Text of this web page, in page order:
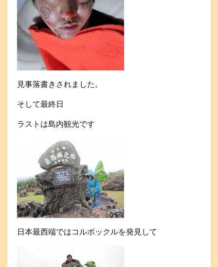
見事落書きされました。
そして最終日
ラストは島内観光です
日本最西端ではコルボックルを発見して